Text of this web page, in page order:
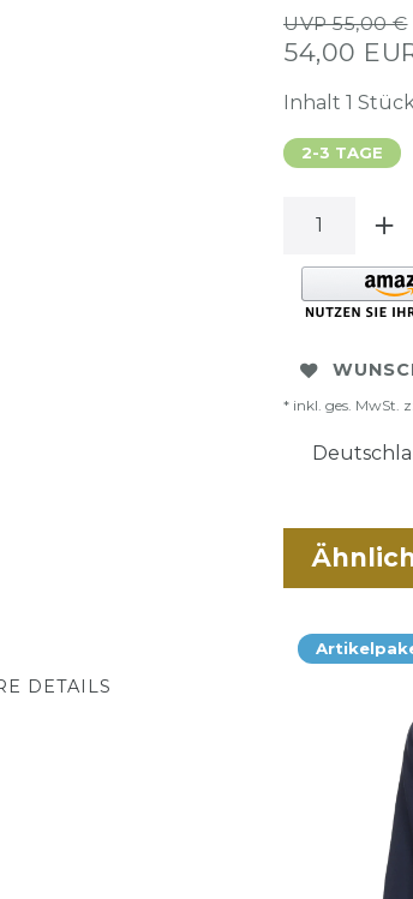
UVP 55,00 €
54,00
Inhalt 1
2-3 TAGE
* inkl. ges. MwSt.
DETAILS